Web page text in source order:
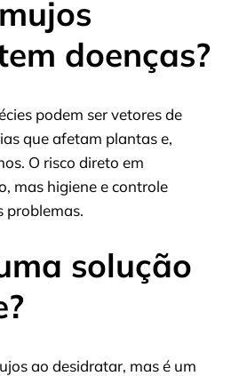
doenças?
podem ser vetores de
que afetam plantas e,
O risco direto em
mas higiene e controle
problemas.
solução
ao desidratar, mas é um